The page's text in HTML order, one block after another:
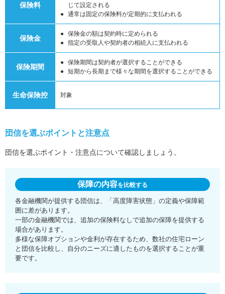
保険料
じて設定される
通常は固定の保険料が定期的に支払われる
保険金
保険金の額は契約時に定められる
指定の受取人や契約者の相続人に支払われる
保険期間
保険期間は契約者が選択することができる
短期から長期まで様々な期間を選択することができる
生命保険控 対象
団信を選ぶポイントと注意点
団信を選ぶポイント・注意点について確認しましょう。
保障の内容を比較する
各金融機関が提供する団信は、「高度障害状態」の定義や保障範
囲に差があります。
一部の金融機関では、追加の保険料なしで追加の保障を提供する
場合があります。
多様な保障オプションや金利が存在するため、数社の住宅ローン
と団信を比較し、自分のニーズに適したものを選択することが重
要です。